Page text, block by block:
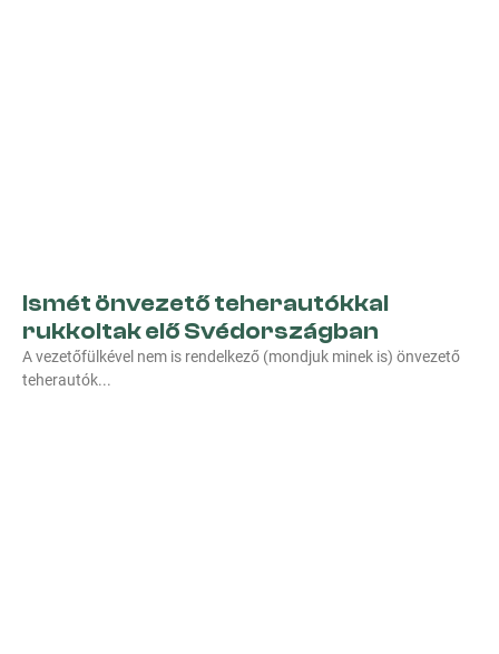
Ismét önvezető teherautókkal
rukkoltak elő Svédországban
A vezetőfülkével nem is rendelkező (mondjuk minek is) önvezető
teherautók